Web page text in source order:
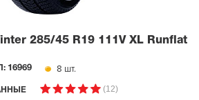
285/45 R19 111V XL Runflat
16969 8 шт.
(12)